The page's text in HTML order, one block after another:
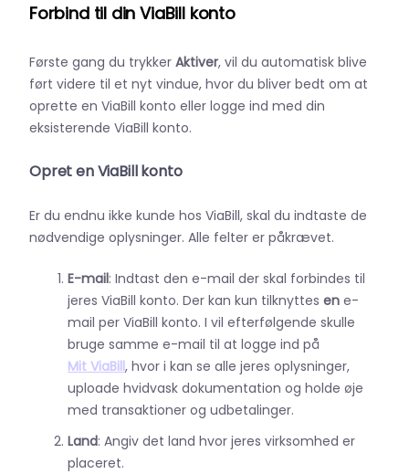
Forbind til din ViaBill konto
Første gang du trykker Aktiver, vil du automatisk blive
ført videre til et nyt vindue, hvor du bliver bedt om at
oprette en ViaBill konto eller logge ind med din
eksisterende ViaBill konto.
Opret en ViaBill konto
Er du endnu ikke kunde hos ViaBill, skal du indtaste de
nødvendige oplysninger. Alle felter er påkrævet.
E-mail: Indtast den e-mail der skal forbindes til
jeres ViaBill konto. Der kan kun tilknyttes en e-
mail per ViaBill konto. I vil efterfølgende skulle
bruge samme e-mail til at logge ind på
Mit ViaBill, hvor i kan se alle jeres oplysninger,
uploade hvidvask dokumentation og holde øje
med transaktioner og udbetalinger.
Land: Angiv det land hvor jeres virksomhed er
placeret.